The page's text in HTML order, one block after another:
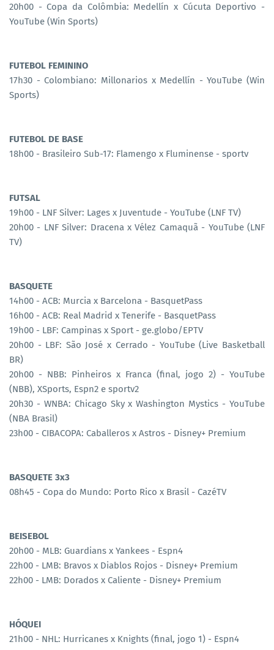
20h00 - Copa da Colômbia: Medellín x Cúcuta Deportivo -
YouTube (Win Sports)
FUTEBOL FEMININO
17h30 - Colombiano: Millonarios x Medellín - YouTube (Win
Sports)
FUTEBOL DE BASE
18h00 - Brasileiro Sub-17: Flamengo x Fluminense - sportv
FUTSAL
19h00 - LNF Silver: Lages x Juventude - YouTube (LNF TV)
20h00 - LNF Silver: Dracena x Vélez Camaquã - YouTube (LNF
TV)
BASQUETE
14h00 - ACB: Murcia x Barcelona - BasquetPass
16h00 - ACB: Real Madrid x Tenerife - BasquetPass
19h00 - LBF: Campinas x Sport - ge.globo/EPTV
20h00 - LBF: São José x Cerrado - YouTube (Live Basketball
BR)
20h00 - NBB: Pinheiros x Franca (final, jogo 2) - YouTube
(NBB), XSports, Espn2 e sportv2
20h30 - WNBA: Chicago Sky x Washington Mystics - YouTube
(NBA Brasil)
23h00 - CIBACOPA: Caballeros x Astros - Disney+ Premium
BASQUETE 3x3
08h45 - Copa do Mundo: Porto Rico x Brasil - CazéTV
BEISEBOL
20h00 - MLB: Guardians x Yankees - Espn4
22h00 - LMB: Bravos x Diablos Rojos - Disney+ Premium
22h00 - LMB: Dorados x Caliente - Disney+ Premium
HÓQUEI
21h00 - NHL: Hurricanes x Knights (final, jogo 1) - Espn4